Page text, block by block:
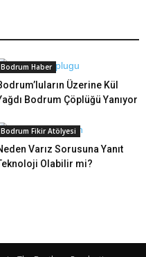
Bodrum Haber
Üzerine Kül
Bodrum Çöplüğü Yanıyor
Bodrum Fikir Atölyesi
Varız Sorusuna Yanıt
Olabilir mi?